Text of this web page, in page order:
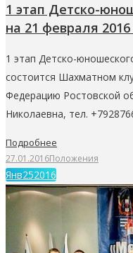
1 этап Детско-
на 21 февраля
1 этап Детско-
состоится Шахматном
Федерацию Ростовской
Николаевна, тел.
Подробнее
27.01.2016Положения
Янв252016